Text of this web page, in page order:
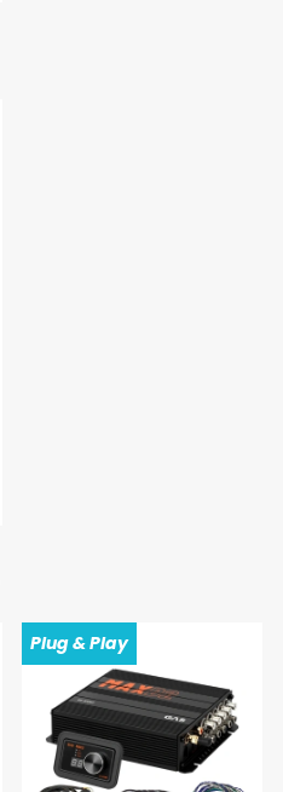
Plug & Play